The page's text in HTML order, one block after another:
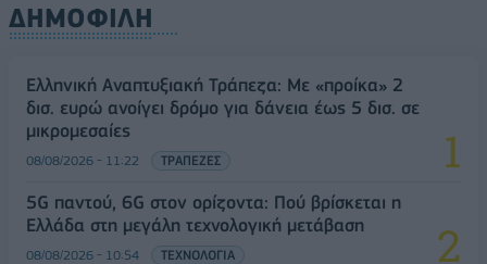
ΔΗΜΟΦΙΛΗ
Ελληνική Αναπτυξιακή Τράπεζα: Με «προίκα» 2
δισ. ευρώ ανοίγει δρόμο για δάνεια έως 5 δισ. σε
μικρομεσαίες
08/08/2026 - 11:22 ΤΡΑΠΕΖΕΣ
5G παντού, 6G στον ορίζοντα: Πού βρίσκεται η
Ελλάδα στη μεγάλη τεχνολογική μετάβαση
08/08/2026 - 10:54 ΤΕΧΝΟΛΟΓΙΑ